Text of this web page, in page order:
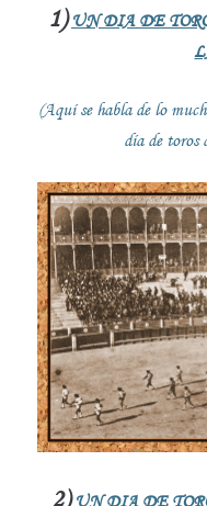
1) UN DIA DE
(Aquí se habla de lo
día de toros
2)